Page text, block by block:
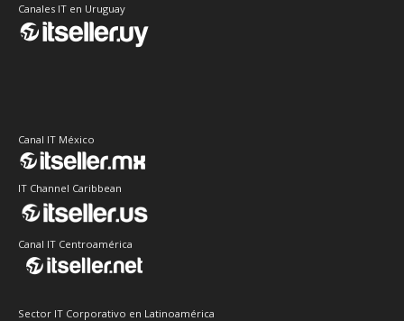
Canales IT en Uruguay
Canal IT México
IT Channel Caribbean
Canal IT Centroamérica
Sector IT Corporativo en Latinoamérica